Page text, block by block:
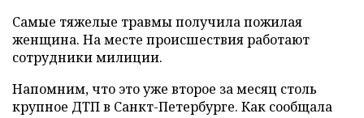
Самые тяжелые травмы получила пожилая
женщина. На месте происшествия работают
сотрудники милиции.
Напомним, что это уже второе за месяц столь
крупное ДТП в Санкт-Петербурге. Как сообщала